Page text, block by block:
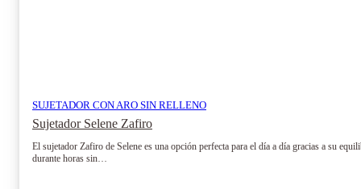
SUJETADOR CON ARO SIN RELLENO
Sujetador Selene Zafiro
El sujetador Zafiro de Selene es una opción perfecta para el día a día gracias a su
durante horas sin…